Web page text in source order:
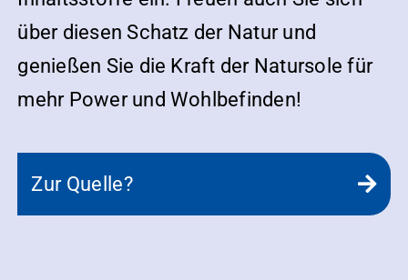
über diesen Schatz der Natur und
genießen Sie die Kraft der Natursole für
mehr Power und Wohlbefinden!
Zur Quelle?